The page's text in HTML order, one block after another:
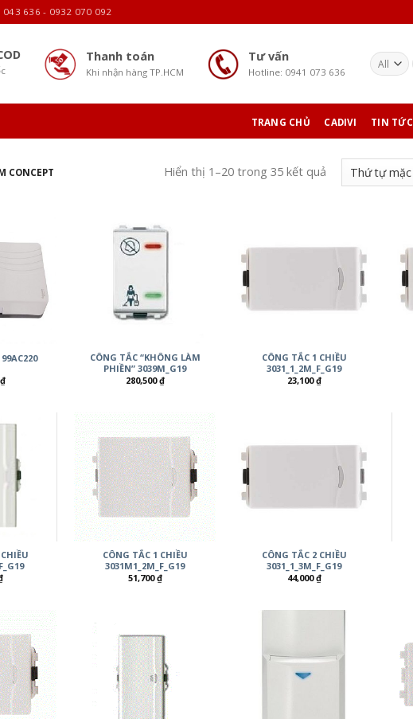
043 636 - 0932 070 092
Thanh toán
Khi nhận hàng TP.HCM
Tư vấn
Hotline: 0941 073 636
TRANG CHỦ CADIVI TIN TỨC
CONCEPT Hiển thị 1–20 trong 35 kết quả
₫
CÔNG TẮC “KHÔNG LÀM
PHIỀN” 3039M_G19
280,500₫
CÔNG TẮC 1 CHIỀU
3031_1_2M_F_G19
23,100₫
CÔNG TẮC 1 CHIỀU
3031M1_2M_F_G19
51,700₫
CÔNG TẮC 2 CHIỀU
3031_1_3M_F_G19
44,000₫